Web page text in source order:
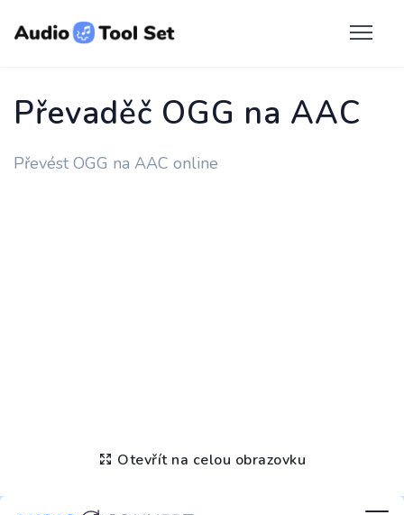
Převaděč OGG na AAC
Převést OGG na AAC online
Otevřít na celou obrazovku